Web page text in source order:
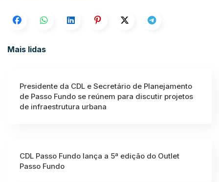
Mais lidas
Presidente da CDL e Secretário de Planejamento
de Passo Fundo se reúnem para discutir projetos
de infraestrutura urbana
CDL Passo Fundo lança a 5ª edição do Outlet
Passo Fundo